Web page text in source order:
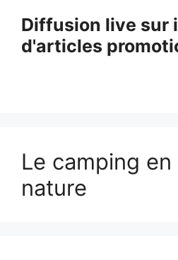
contenu
Diffusion live sur
d'articles
Le camping en
nature